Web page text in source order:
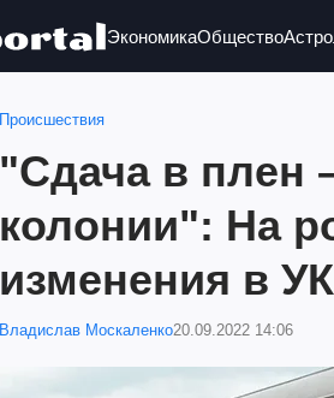
ЭкономикаОбщество
Происшествия
"Сдача в плен
колонии": На
изменения в
Владислав Москаленко20.09.2022 14:06